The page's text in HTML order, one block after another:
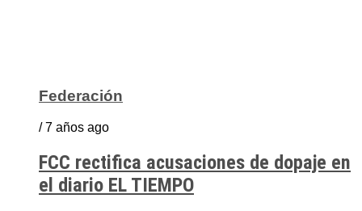
Federación
/ 7 años ago
FCC rectifica acusaciones de dopaje en
el diario EL TIEMPO